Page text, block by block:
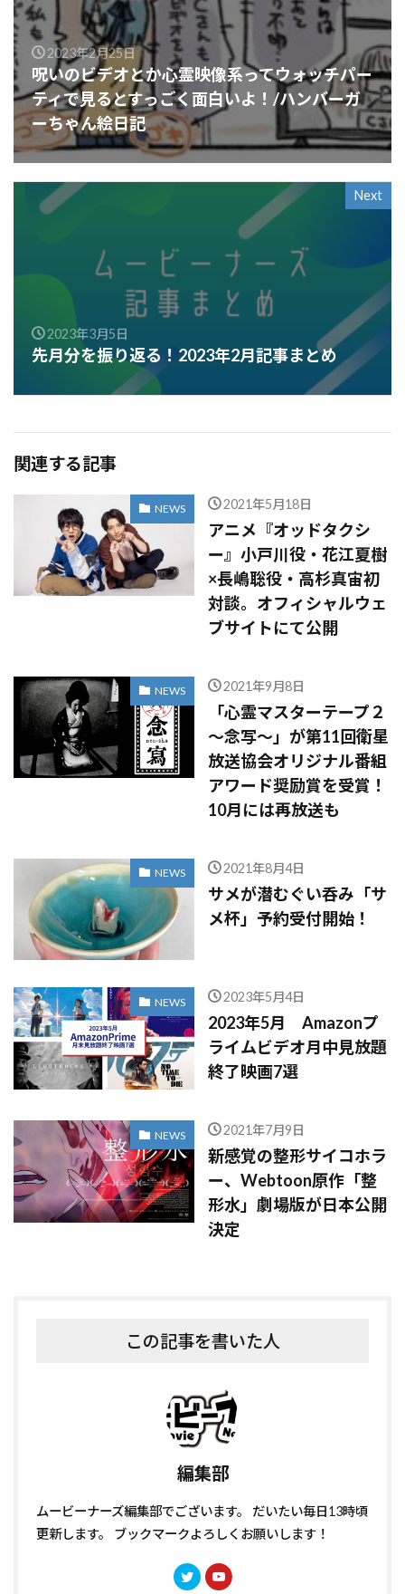
2023年2月25日
呪いのビデオとか心霊映像系ってウォッチパー
ティで見るとすっごく面白いよ！/ハンバーガ
ーちゃん絵日記
Next
2023年3月5日
先月分を振り返る！2023年2月記事まとめ
関連する記事
NEWS 2021年5月18日
アニメ『オッドタクシ
ー』小戸川役・花江夏樹
×長嶋聡役・高杉真宙初
対談。オフィシャルウェ
ブサイトにて公開
NEWS 2021年9月8日
「心霊マスターテープ２
～念写～」が第11回衛星
放送協会オリジナル番組
アワード奨励賞を受賞！
10月には再放送も
NEWS 2021年8月4日
サメが潜むぐい呑み「サ
メ杯」予約受付開始！
NEWS 2023年5月4日
2023年5月 Amazonプ
ライムビデオ月中見放題
終了映画7選
NEWS 2021年7月9日
新感覚の整形サイコホラ
ー、Webtoon原作「整
形水」劇場版が日本公開
決定
この記事を書いた人
編集部
ムービーナーズ編集部でございます。 だいたい毎日13時頃
更新します。 ブックマークよろしくお願いします！